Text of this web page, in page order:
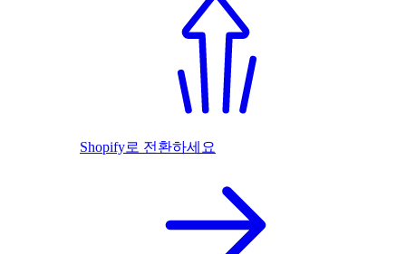
Shopify로 전환하세요